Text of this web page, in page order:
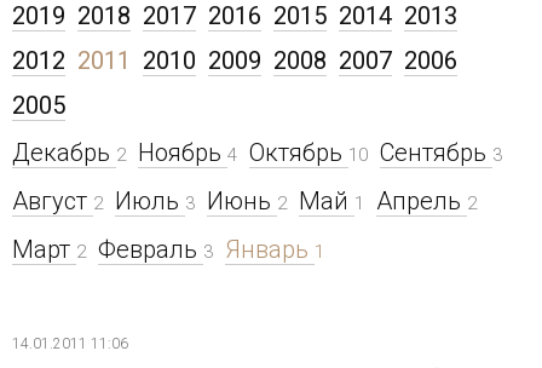
2019 2018 2017 2016 2015 2014 2013
2012 2011
Декабрь 2 Ноябрь 4 Октябрь 10 Сентябрь 3
Август 2 Июль 3 Июнь 2 Май 1 Апрель 2
Март 2 Февраль 3 Январь 1
2010 2009 2008 2007 2006
2005
14.01.2011 11:06